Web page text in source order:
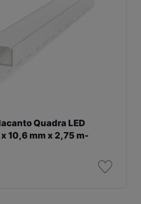
Quadra LED
10,6 mm x 2,75 m-